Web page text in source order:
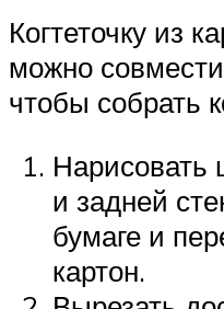
Когтеточку из
можно
чтобы собрать
Нарисовать
и задней
бумаге и
картон.